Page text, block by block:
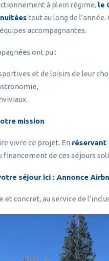
à plein régime, le
tout au long de
accompagnantes.
ont pu :
et de loisirs de leur
mission
vivre ce projet. En réservant
financement de ces séjours
séjour ici :Annonce
concret, au service de